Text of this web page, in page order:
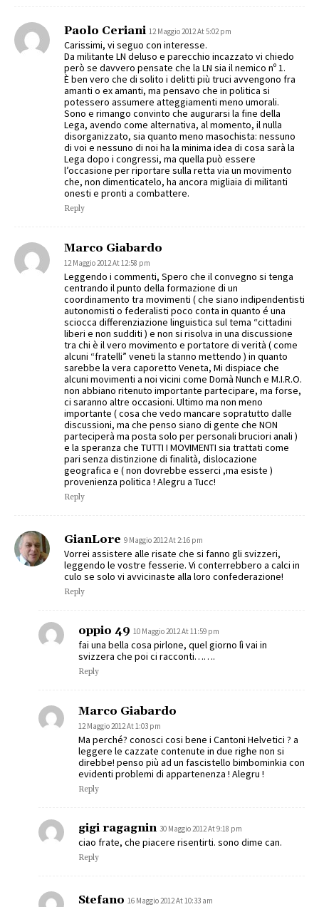
Paolo Ceriani 12 Maggio 2012 At 5:02 pm
Carissimi, vi seguo con interesse.
Da militante LN deluso e parecchio incazzato vi chiedo
però se davvero pensate che la LN sia il nemico nº 1.
È ben vero che di solito i delitti più truci avvengono fra
amanti o ex amanti, ma pensavo che in politica si
potessero assumere atteggiamenti meno umorali.
Sono e rimango convinto che augurarsi la fine della
Lega, avendo come alternativa, al momento, il nulla
disorganizzato, sia quanto meno masochista: nessuno
di voi e nessuno di noi ha la minima idea di cosa sarà la
Lega dopo i congressi, ma quella può essere
l’occasione per riportare sulla retta via un movimento
che, non dimenticatelo, ha ancora migliaia di militanti
onesti e pronti a combattere.
Reply
Marco Giabardo
12 Maggio 2012 At 12:58 pm
Leggendo i commenti, Spero che il convegno si tenga
centrando il punto della formazione di un
coordinamento tra movimenti ( che siano indipendentisti
autonomisti o federalisti poco conta in quanto é una
sciocca differenziazione linguistica sul tema “cittadini
liberi e non sudditi ) e non si risolva in una discussione
tra chi è il vero movimento e portatore di verità ( come
alcuni “fratelli” veneti la stanno mettendo ) in quanto
sarebbe la vera caporetto Veneta, Mi dispiace che
alcuni movimenti a noi vicini come Domà Nunch e M.I.R.O.
non abbiano ritenuto importante partecipare, ma forse,
ci saranno altre occasioni. Ultimo ma non meno
importante ( cosa che vedo mancare sopratutto dalle
discussioni, ma che penso siano di gente che NON
parteciperà ma posta solo per personali bruciori anali )
e la speranza che TUTTI I MOVIMENTI sia trattati come
pari senza distinzione di finalità, dislocazione
geografica e ( non dovrebbe esserci ,ma esiste )
provenienza politica ! Alegru a Tucc!
Reply
GianLore 9 Maggio 2012 At 2:16 pm
Vorrei assistere alle risate che si fanno gli svizzeri,
leggendo le vostre fesserie. Vi conterrebbero a calci in
culo se solo vi avvicinaste alla loro confederazione!
Reply
oppio 49 10 Maggio 2012 At 11:59 pm
fai una bella cosa pirlone, quel giorno lì vai in
svizzera che poi ci racconti…….
Reply
Marco Giabardo
12 Maggio 2012 At 1:03 pm
Ma perché? conosci cosi bene i Cantoni Helvetici ? a
leggere le cazzate contenute in due righe non si
direbbe! penso più ad un fascistello bimbominkia con
evidenti problemi di appartenenza ! Alegru !
Reply
gigi ragagnin 30 Maggio 2012 At 9:18 pm
ciao frate, che piacere risentirti. sono dime can.
Reply
Stefano 16 Maggio 2012 At 10:33 am